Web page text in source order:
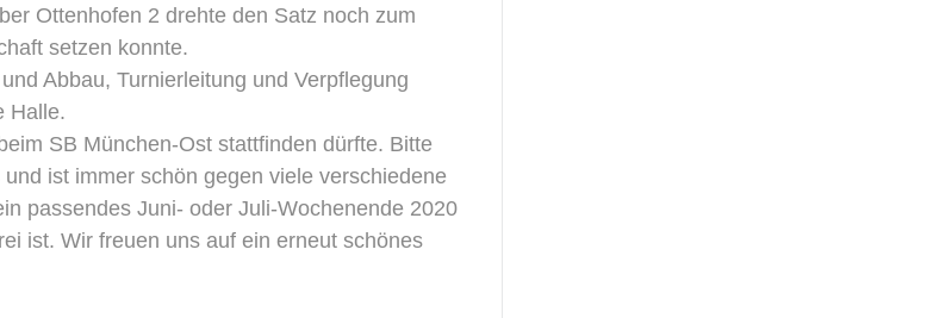
Ottenhofen 2 drehte den Satz noch zum
setzen konnte.
Abbau, Turnierleitung und Verpflegung
Halle.
SB München-Ost stattfinden dürfte. Bitte
ist immer schön gegen viele verschiedene
passendes Juni- oder Juli-Wochenende 2020
ist. Wir freuen uns auf ein erneut schönes